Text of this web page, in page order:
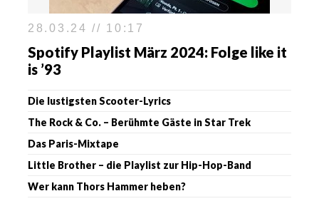
28.03.24 // 10:17
Spotify Playlist März 2024: Folge like it
is ’93
Die lustigsten Scooter-Lyrics
The Rock & Co. – Berühmte Gäste in Star Trek
Das Paris-Mixtape
Little Brother – die Playlist zur Hip-Hop-Band
Wer kann Thors Hammer heben?